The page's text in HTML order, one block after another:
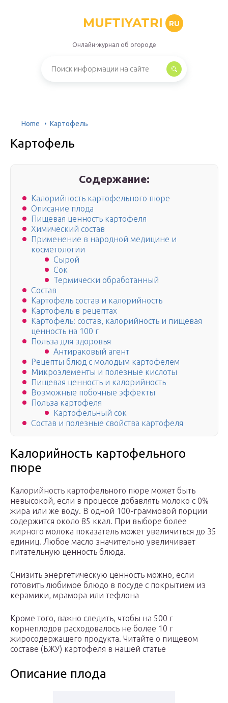
MUFTIYATRI RU
Онлайн-журнал об огороде
Home Картофель
Картофель
Содержание:
Калорийность картофельного пюре
Описание плода
Пищевая ценность картофеля
Химический состав
Применение в народной медицине и
косметологии
Сырой
Сок
Термически обработанный
Состав
Картофель состав и калорийность
Картофель в рецептах
Картофель: состав, калорийность и пищевая
ценность на 100 г
Польза для здоровья
Антираковый агент
Рецепты блюд с молодым картофелем
Микроэлементы и полезные кислоты
Пищевая ценность и калорийность
Возможные побочные эффекты
Польза картофеля
Картофельный сок
Состав и полезные свойства картофеля
Калорийность картофельного
пюре
Калорийность картофельного пюре может быть
невысокой, если в процессе добавлять молоко с 0%
жира или же воду. В одной 100-граммовой порции
содержится около 85 ккал. При выборе более
жирного молока показатель может увеличиться до 35
единиц. Любое масло значительно увеличивает
питательную ценность блюда.
Снизить энергетическую ценность можно, если
готовить любимое блюдо в посуде с покрытием из
керамики, мрамора или тефлона
Кроме того, важно следить, чтобы на 500 г
корнеплодов расходовалось не более 10 г
жиросодержащего продукта. Читайте о пищевом
составе (БЖУ) картофеля в нашей статье
Описание плода